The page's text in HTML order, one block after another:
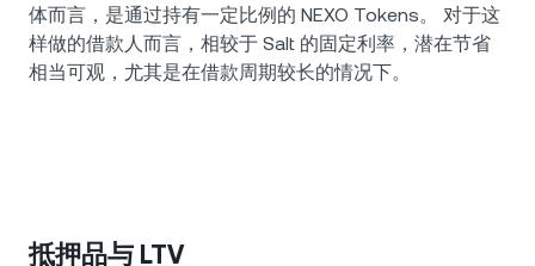
体而言，是通过持有一定比例的 NEXO Tokens。 对于这
样做的借款人而言，相较于 Salt 的固定利率，潜在节省
相当可观，尤其是在借款周期较长的情况下。
抵押品与 LTV